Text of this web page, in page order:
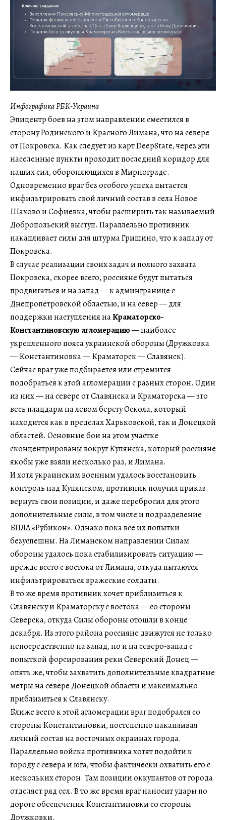
Инфографика РБК-Украина
Эпицентр боев на этом направлении сместился в
сторону Родинского и Красного Лимана, что на севере
от Покровска. Как следует из карт DeepState, через эти
населенные пункты проходит последний коридор для
наших сил, обороняющихся в Мирнограде.
Одновременно враг без особого успеха пытается
инфильтрировать свой личный состав в села Новое
Шахово и Софиевка, чтобы расширить так называемый
Добропольский выступ. Параллельно противник
накапливает силы для штурма Гришино, что к западу от
Покровска.
В случае реализации своих задач и полного захвата
Покровска, скорее всего, россияне будут пытаться
продвигаться и на запад — к админгранице с
Днепропетровской областью, и на север — для
поддержки наступления наКраматорско-
Константиновскую агломерацию— наиболее
укрепленного пояса украинской обороны (Дружковка
— Константиновка — Краматорск — Славянск).
Сейчас враг уже подбирается или стремится
подобраться к этой агломерации с разных сторон. Один
из них — на севере от Славянска и Краматорска — это
весь плацдарм на левом берегу Оскола, который
находится как в пределах Харьковской, так и Донецкой
областей. Основные бои на этом участке
сконцентрированы вокруг Купянска, который россияне
якобы уже взяли несколько раз, и Лимана.
И хотя украинским военным удалось восстановить
контроль над Купянском, противник получил приказ
вернуть свои позиции, и даже перебросил для этого
дополнительные силы, в том числе и подразделение
БПЛА «Рубикон». Однако пока все их попытки
безуспешны. На Лиманском направлении Силам
обороны удалось пока стабилизировать ситуацию —
прежде всего с востока от Лимана, откуда пытаются
инфильтрироваться вражеские солдаты.
В то же время противник хочет приблизиться к
Славянску и Краматорску с востока — со стороны
Северска, откуда Силы обороны отошли в конце
декабря. Из этого района россияне движутся не только
непосредственно на запад, но и на северо-запад с
попыткой форсирования реки Северский Донец —
опять же, чтобы захватить дополнительные квадратные
метры на севере Донецкой области и максимально
приблизиться к Славянску.
Ближе всего к этой агломерации враг подобрался со
стороны Константиновки, постепенно накапливая
личный состав на восточных окраинах города.
Параллельно войска противника хотят подойти к
городу с севера и юга, чтобы фактически охватить его с
нескольких сторон. Там позиции оккупантов от города
отделяет ряд сел. В то же время враг наносит удары по
дороге обеспечения Константиновки со стороны
Дружковки.